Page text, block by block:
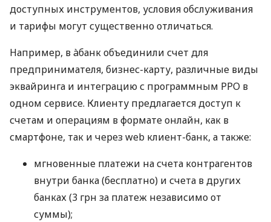
доступных инструментов, условия обслуживания
и тарифы могут существенно отличаться.
Например, в àбанк объединили счет для
предпринимателя, бизнес-карту, различные виды
эквайринга и интеграцию с программным РРО в
одном сервисе. Клиенту предлагается доступ к
счетам и операциям в формате онлайн, как в
смартфоне, так и через web клиент-банк, а также:
мгновенные платежи на счета контрагентов
внутри банка (бесплатно) и счета в других
банках (3 грн за платеж независимо от
суммы);